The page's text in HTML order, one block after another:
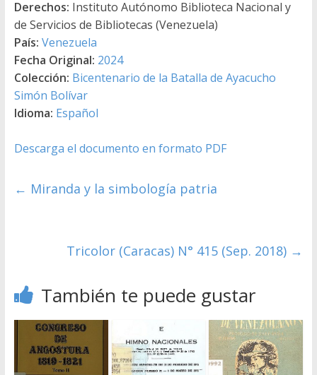
Derechos: Instituto Autónomo Biblioteca Nacional y
de Servicios de Bibliotecas (Venezuela)
País: Venezuela
Fecha Original: 2024
Colección: Bicentenario de la Batalla de Ayacucho
Simón Bolívar
Idioma: Español
Descarga el documento en formato PDF
← Miranda y la simbología patria
Tricolor (Caracas) N° 415 (Sep. 2018) →
También te puede gustar